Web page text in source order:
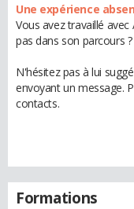
Une expérience
Vous avez travaillé
pas dans son parcours ?
N'hésitez pas à lui
envoyant un message.
contacts.
Formations